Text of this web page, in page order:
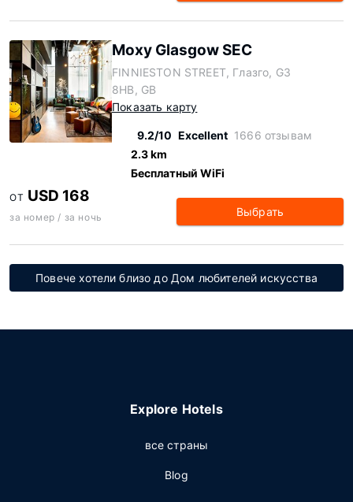
Moxy Glasgow SEC
FINNIESTON STREET, Глазго, G3
8HB, GB
Показать карту
9.2/10 Excellent 1666 отзывам
2.3 km
Бесплатный WiFi
ОТ USD 168
за номер / за ночь Выбрать
Повече хотели близо до Дом любителей искусства
Explore Hotels
все страны
Blog